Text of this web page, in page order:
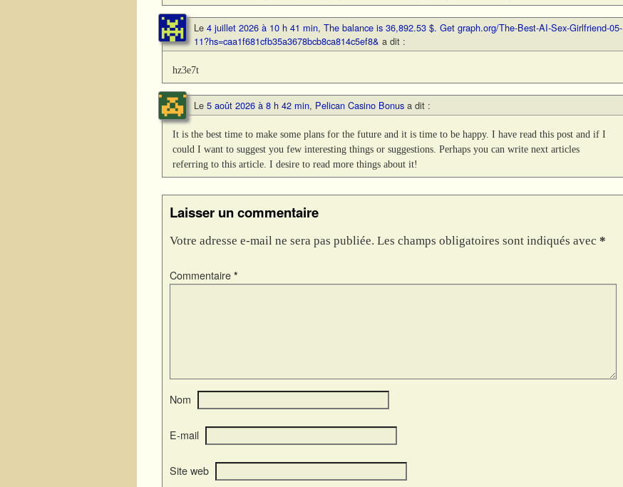
Le 4 juillet 2026 à 10 h 41 min, The balance is 36,892.53 $. Get graph.org/The-Best-AI-Sex-Girlfriend-05-
11?hs=caa1f681cfb35a3678bcb8ca814c5ef8& a dit :
hz3e7t
Le 5 août 2026 à 8 h 42 min, Pelican Casino Bonus a dit :
It is the best time to make some plans for the future and it is time to be happy. I have read this post and if I
could I want to suggest you few interesting things or suggestions. Perhaps you can write next articles
referring to this article. I desire to read more things about it!
Laisser un commentaire
Votre adresse e-mail ne sera pas publiée. Les champs obligatoires sont indiqués avec *
Commentaire *
Nom
E-mail
Site web